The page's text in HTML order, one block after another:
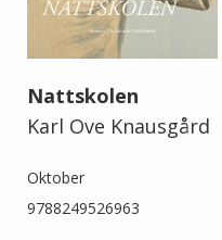
Nattskolen
Karl Ove Knausgård
Oktober
9788249526963